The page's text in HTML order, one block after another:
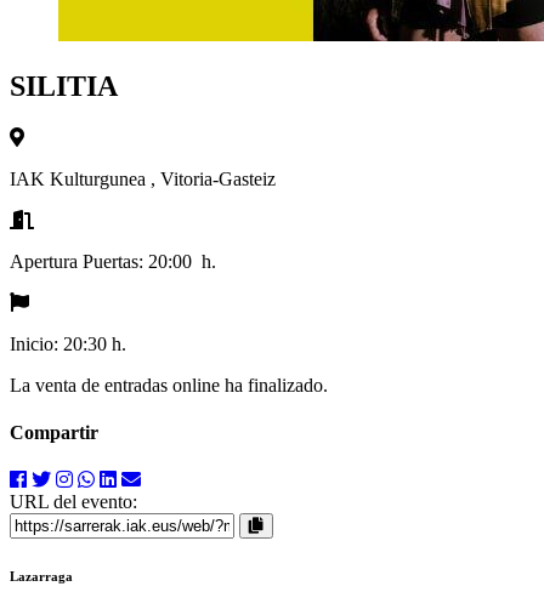
SILITIA
IAK Kulturgunea , Vitoria-Gasteiz
Apertura Puertas: 20:00 h.
Inicio: 20:30 h.
La venta de entradas online ha finalizado.
Compartir
URL del evento:
Lazarraga